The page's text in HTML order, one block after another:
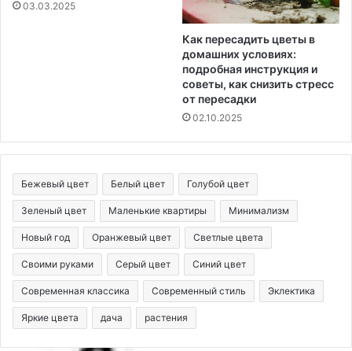
03.03.2025
Как пересадить цветы в
домашних условиях:
подробная инструкция и
советы, как снизить стресс
от пересадки
02.10.2025
Бежевый цвет Белый цвет Голубой цвет
Зеленый цвет Маленькие квартиры Минимализм
Новый год Оранжевый цвет Светлые цвета
Своими руками Серый цвет Синий цвет
Современная классика Современный стиль Эклектика
Яркие цвета дача растения